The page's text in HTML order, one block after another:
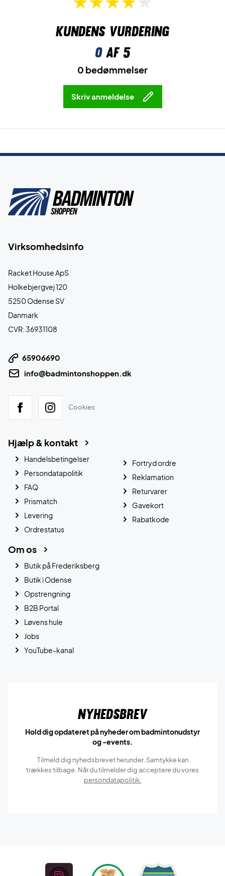
Kundens vurdering
0af 5
0 bedømmelser
Skriv anmeldelse
Virksomhedsinfo
Racket House ApS
Holkebjergvej 120
5250 Odense SV
Danmark
CVR: 36931108
65906690
info@badmintonshoppen.dk
Cookies
Hjælp & kontakt
Handelsbetingelser
Persondatapolitik
FAQ
Prismatch
Levering
Ordrestatus
Fortryd ordre
Reklamation
Returvarer
Gavekort
Rabatkode
Om os
Butik på Frederiksberg
Butik i Odense
Opstrengning
B2B Portal
Løvens hule
Jobs
YouTube-kanal
Nyhedsbrev
Hold dig opdateret på nyheder om badmintonudstyr
og -events.
Tilmeld dig nyhedsbrevet herunder. Samtykke kan
trækkes tilbage. Når du tilmelder dig acceptere du vores
persondatapolitik.